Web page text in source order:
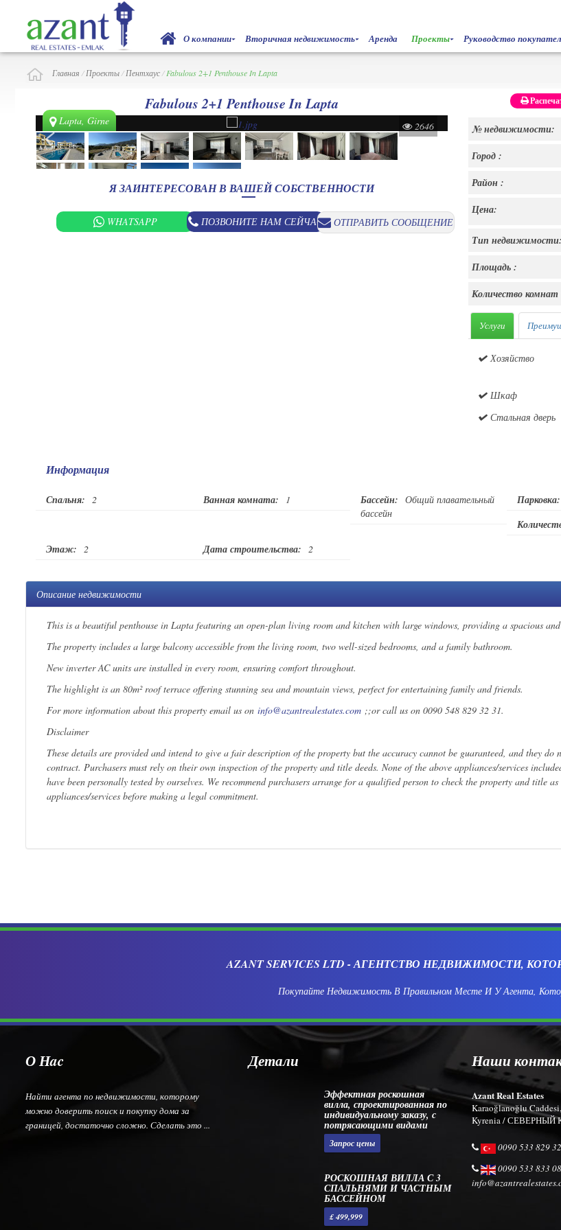
О компании Вторичная недвижимость Аренда Проекты Руководство
Главная / Проекты/ Пентхаус/ Fabulous 2+1 Penthouse In Lapta
Fabulous 2+1 Penthouse In Lapta
2646
Lapta, Girne
Я ЗАИНТЕРЕСОВАН В ВАШЕЙ СОБСТВЕННОСТИ
WHATSAPP ПОЗВОНИТЕ НАМ СЕЙЧАС ОТПРАВИТЬ СООБЩЕНИЕ
№ недвижимости:
Город :
Район :
Цена:
Тип недвижимости:
Площадь :
Количество комнат
Услуги
Хозяйство
Шкаф
Стальная дверь
Информация
Спальня: 2 Ванная комната: 1 Бассейн: Общий плавательный
бассейн
Парковка:
Этаж: 2 Дата строительства: 2
Описание недвижимости
This is a beautiful penthouse in Lapta featuring an open-plan living room and kitchen with large windows, providing a spacious
The property includes a large balcony accessible from the living room, two well-sized bedrooms, and a family bathroom.
New inverter AC units are installed in every room, ensuring comfort throughout.
The highlight is an 80m² roof terrace offering stunning sea and mountain views, perfect for entertaining family and friends.
For more information about this property email us on info@azantrealestates.com ;;or call us on 0090 548 829 32 31.
Disclaimer
These details are provided and intend to give a fair description of the property but the accuracy cannot be guaranteed, and they do
contract. Purchasers must rely on their own inspection of the property and title deeds. None of the above appliances/services
have been personally tested by ourselves. We recommend purchasers arrange for a qualified person to check the property and title
appliances/services before making a legal commitment.
AZANT SERVICES LTD - АГЕНТСТВО НЕДВИЖИМОСТИ,
Покупайте Недвижимость В Правильном Месте И У Агента,
О Нac
Найти агента по недвижимости, которому
можно доверить поиск и покупку дома за
границей, достаточно сложно. Сделать это ...
Детали
Эффектная роскошная
вилла, спроектированная по
индивидуальному заказу, с
потрясающими видами
Запрос цены
РОСКОШНАЯ ВИЛЛА С 3
СПАЛЬНЯМИ И ЧАСТНЫМ
БАССЕЙНОМ
£ 499,999
Наши
Azant Real Estates
Karaoğlanoğlu
Kyrenia / СЕВЕРНЫЙ
0090 533 829
0090 533 833